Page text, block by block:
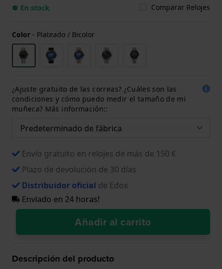
● En stock Comparar Relojes
Color - Plateado / Bicolor
¿Ajuste gratuito de las correas? ¿Cuáles son las
condiciones y cómo puedo medir el tamaño de mi
muñeca? Más información::
Envío gratuito en relojes de más de 150 €
Plazo de devolución de 30 días
Distribuidor oficial de Edox
Enviado en 24 horas!
Añadir al carrito
Descripción del producto